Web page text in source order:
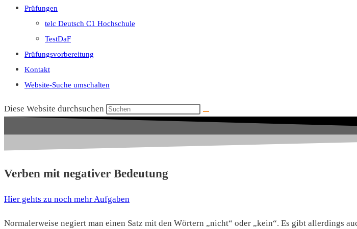
Prüfungen
telc Deutsch C1 Hochschule
TestDaF
Prüfungsvorbereitung
Kontakt
Website-Suche umschalten
Diese Website durchsuchen
Verben mit negativer Bedeutung
Hier gehts zu noch mehr Aufgaben
Normalerweise negiert man einen Satz mit den Wörtern „nicht“ oder „kein“. Es gibt allerdings